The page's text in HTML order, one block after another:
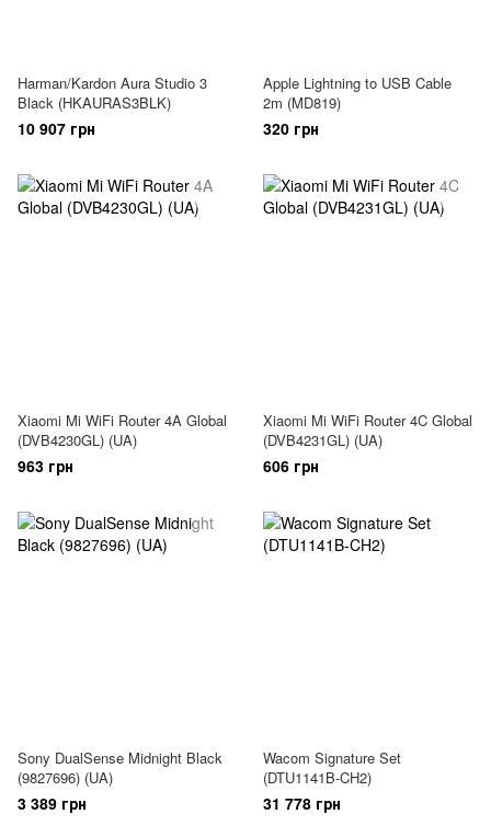
Harman/Kardon Aura Studio 3
Black (HKAURAS3BLK)
10 907 грн
Apple Lightning to USB Cable
2m (MD819)
320 грн
Xiaomi Mi WiFi Router 4A Global
(DVB4230GL) (UA)
963 грн
Xiaomi Mi WiFi Router 4C Global
(DVB4231GL) (UA)
606 грн
Sony DualSense Midnight Black
(9827696) (UA)
3 389 грн
Wacom Signature Set
(DTU1141B-CH2)
31 778 грн